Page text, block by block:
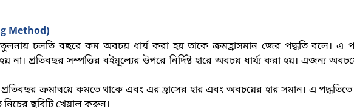
Method)
তুলনায় চলতি বছরে কম অবচয় ধার্য করা হয় তাকে ক্রমহ্রাসমান জের পদ্ধতি বলে। এ
না। প্রতিবছর সম্পত্তির বইমূল্যের উপরে নির্দিষ্ট হারে অবচয় ধার্য্য করা হয়। এজন্য
ক্রমান্বয়ে কমতে থাকে এবং এর হ্রাসের হার এবং অবচয়ের হার সমান। এ
নিচের ছবিটি খেয়াল করুন।